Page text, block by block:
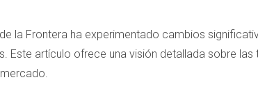
la Frontera ha experimentado cambios
Este artículo ofrece una visión detallada sobre